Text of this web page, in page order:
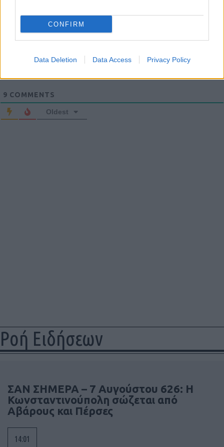
CONFIRM
Data Deletion Data Access Privacy Policy
Ροή Ειδήσεων
ΣΑΝ ΣΗΜΕΡΑ – 7 Αυγούστου 626: Η
Κωνσταντινούπολη σώζεται από
Αβάρους και Πέρσες
14:01
Login
Please login to comment
9 COMMENTS
Oldest